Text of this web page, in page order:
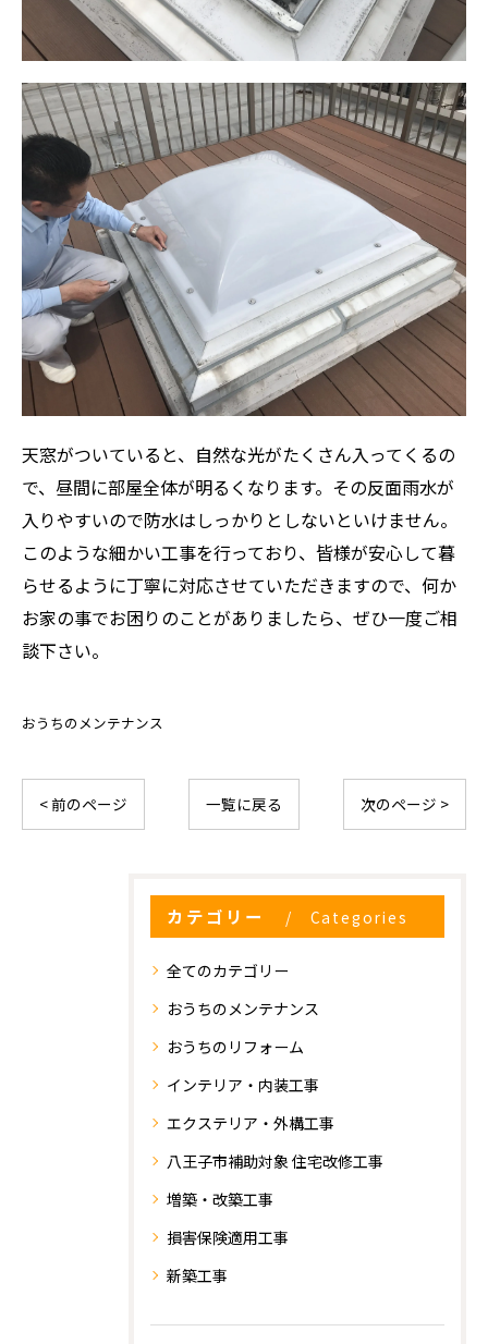
天窓がついていると、自然な光がたくさん入ってくるの
で、昼間に部屋全体が明るくなります。その反面雨水が
入りやすいので防水はしっかりとしないといけません。
このような細かい工事を行っており、皆様が安心して暮
らせるように丁寧に対応させていただきますので、何か
お家の事でお困りのことがありましたら、ぜひ一度ご相
談下さい。
おうちのメンテナンス
< 前のページ 一覧に戻る 次のページ >
カテゴリー Categories
全てのカテゴリー
おうちのメンテナンス
おうちのリフォーム
インテリア・内装工事
エクステリア・外構工事
八王子市補助対象 住宅改修工事
増築・改築工事
損害保険適用工事
新築工事